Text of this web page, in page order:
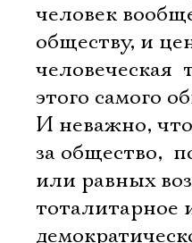
человек
обществу, и
человеческая 
этого самого
И неважно,
за общество, 
или равных
тоталитарное